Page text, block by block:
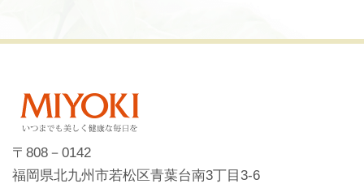
〒808－0142
福岡県北九州市若松区青葉台南3丁目3-6